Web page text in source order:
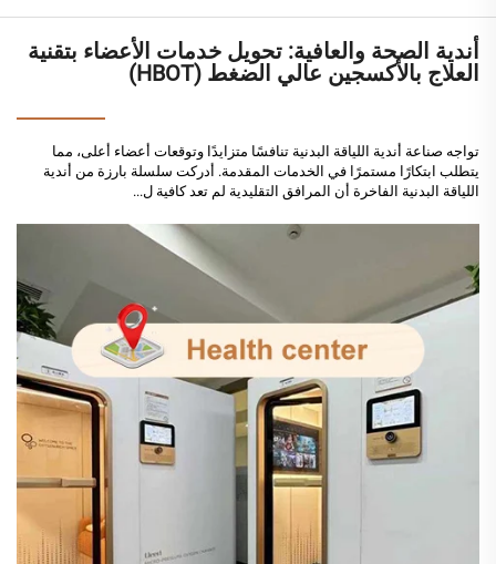
أندية الصحة والعافية: تحويل خدمات الأعضاء بتقنية
العلاج بالأكسجين عالي الضغط (HBOT)
تواجه صناعة أندية اللياقة البدنية تنافسًا متزايدًا وتوقعات أعضاء أعلى، مما
يتطلب ابتكارًا مستمرًا في الخدمات المقدمة. أدركت سلسلة بارزة من أندية
اللياقة البدنية الفاخرة أن المرافق التقليدية لم تعد كافية ل...